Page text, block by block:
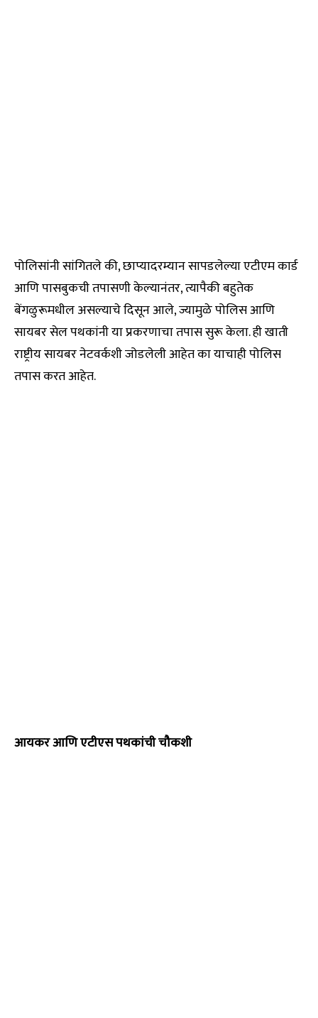
पोलिसांनी सांगितले की, छाप्यादरम्यान सापडलेल्या एटीएम कार्ड
आणि पासबुकची तपासणी केल्यानंतर, त्यापैकी बहुतेक
बेंगळुरूमधील असल्याचे दिसून आले, ज्यामुळे पोलिस आणि
सायबर सेल पथकांनी या प्रकरणाचा तपास सुरू केला. ही खाती
राष्ट्रीय सायबर नेटवर्कशी जोडलेली आहेत का याचाही पोलिस
तपास करत आहेत.
आयकर आणि एटीएस पथकांची चौकशी